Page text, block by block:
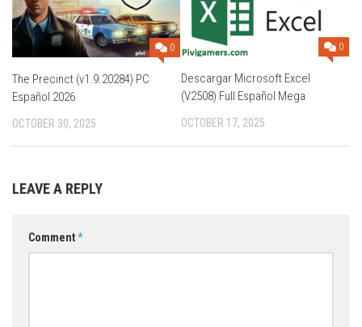
0
The Precinct (v1.9.20284) PC
Español 2026
OCTOBER 30, 2025
0
Descargar Microsoft Excel
(V2508) Full Español Mega
OCTOBER 17, 2025
LEAVE A REPLY
Comment*